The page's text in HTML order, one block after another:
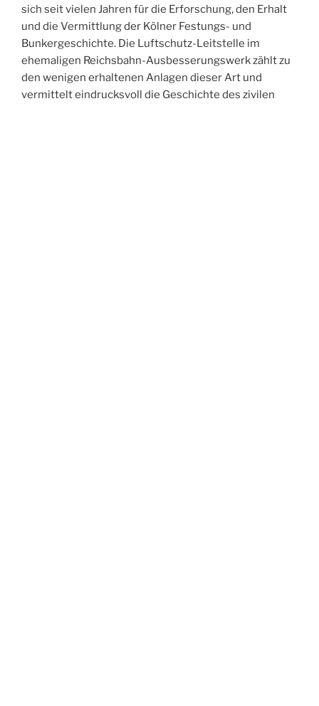
sich seit vielen Jahren für die Erforschung, den Erhalt
und die Vermittlung der Kölner Festungs- und
Bunkergeschichte. Die Luftschutz-Leitstelle im
ehemaligen Reichsbahn-Ausbesserungswerk zählt zu
den wenigen erhaltenen Anlagen dieser Art und
vermittelt eindrucksvoll die Geschichte des zivilen